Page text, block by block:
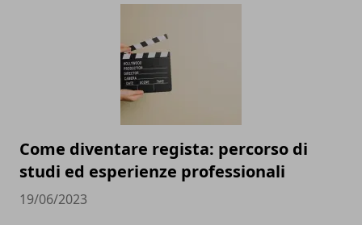
Come diventare regista: percorso di
studi ed esperienze professionali
19/06/2023